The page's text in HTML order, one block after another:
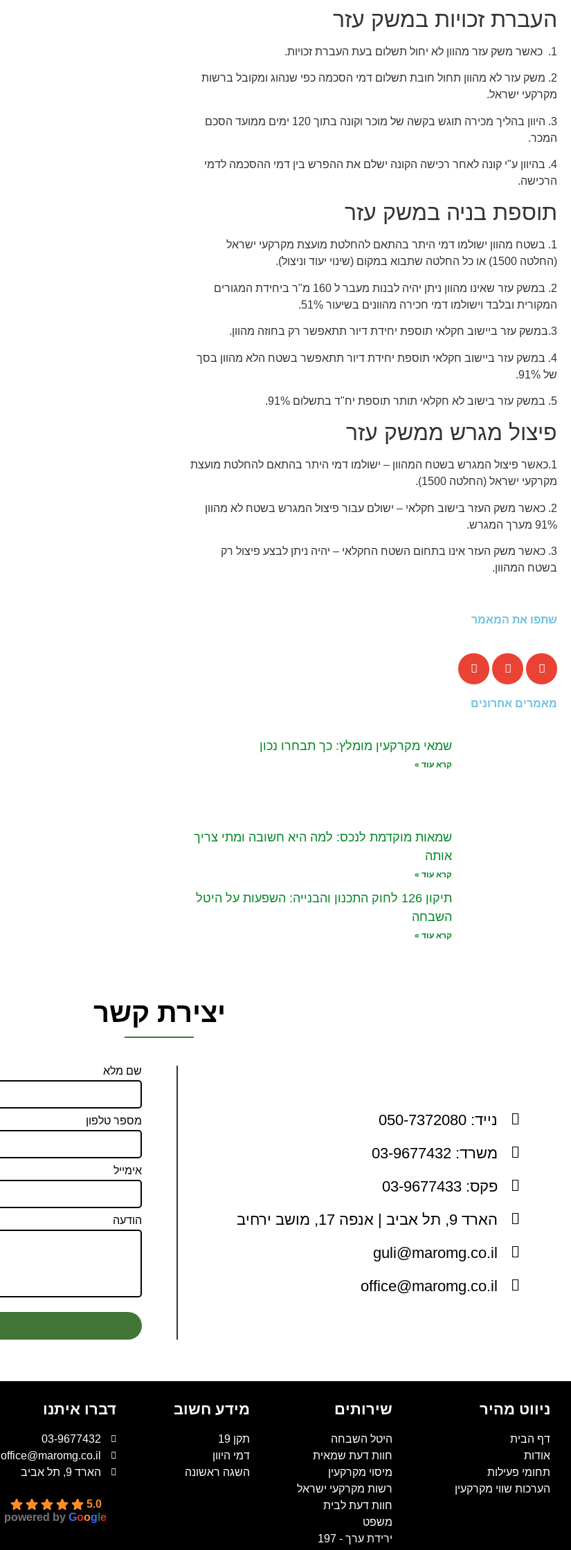
העברת זכויות במשק עזר
1. כאשר משק עזר מהוון לא יחול תשלום בעת העברת זכויות.
2. משק עזר לא מהוון תחול חובת תשלום דמי הסכמה כפי שנהוג ומקובל ברשות
מקרקעי ישראל.
3. היוון בהליך מכירה תוגש בקשה של מוכר וקונה בתוך 120 ימים ממועד הסכם
המכר.
4. בהיוון ע"י קונה לאחר רכישה הקונה ישלם את ההפרש בין דמי ההסכמה לדמי
הרכישה.
תוספת בניה במשק עזר
1. בשטח מהוון ישולמו דמי היתר בהתאם להחלטת מועצת מקרקעי ישראל
(החלטה 1500) או כל החלטה שתבוא במקום (שינוי יעוד וניצול).
2. במשק עזר שאינו מהוון ניתן יהיה לבנות מעבר ל 160 מ"ר ביחידת המגורים
המקורית ובלבד וישולמו דמי חכירה מהוונים בשיעור 51%.
3.במשק עזר ביישוב חקלאי תוספת יחידת דיור תתאפשר רק בחוזה מהוון.
4. במשק עזר ביישוב חקלאי תוספת יחידת דיור תתאפשר בשטח הלא מהוון בסך
של 91%.
5. במשק עזר בישוב לא חקלאי תותר תוספת יח"ד בתשלום 91%.
פיצול מגרש ממשק עזר
1.כאשר פיצול המגרש בשטח המהוון – ישולמו דמי היתר בהתאם להחלטת מועצת
מקרקעי ישראל (החלטה 1500).
2. כאשר משק העזר בישוב חקלאי – ישולם עבור פיצול המגרש בשטח לא מהוון
91% מערך המגרש.
3. כאשר משק העזר אינו בתחום השטח החקלאי – יהיה ניתן לבצע פיצול רק
בשטח המהוון.
שתפו את המאמר
מאמרים אחרונים
שמאי מקרקעין מומלץ: כך תבחרו נכון
קרא עוד »
שמאות מוקדמת לנכס: למה היא חשובה ומתי צריך
אותה
קרא עוד »
תיקון 126 לחוק התכנון והבנייה: השפעות על היטל
השבחה
קרא עוד »
יצירת קשר
נייד: 050-7372080
משרד: 03-9677432
פקס: 03-9677433
הארד 9, תל אביב | אנפה 17, מושב ירחיב
guli@maromg.co.il
office@maromg.co.il
שם מלא
מספר טלפון
אימייל
הודעה
ניווט מהיר
דף הבית
אודות
תחומי פעילות
הערכות שווי מקרקעין
שירותים
היטל השבחה
חוות דעת שמאית
מיסוי מקרקעין
רשות מקרקעי ישראל
חוות דעת לבית
משפט
ירידת ערך - 197
מידע חשוב
תקן 19
דמי היוון
השגה ראשונה
דברו איתנו
03-9677432
office@maromg.co.il
הארד 9, תל אביב
5.0
powered by Goog e